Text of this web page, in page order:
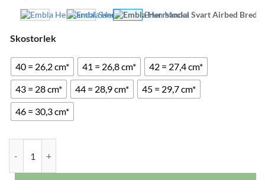
Skostorlek
40 = 26,2 cm* 41 = 26,8 cm*
42 = 27,4 cm*
43 = 28 cm*
44 = 28,9 cm*
45 = 29,7 cm*
46 = 30,3 cm*